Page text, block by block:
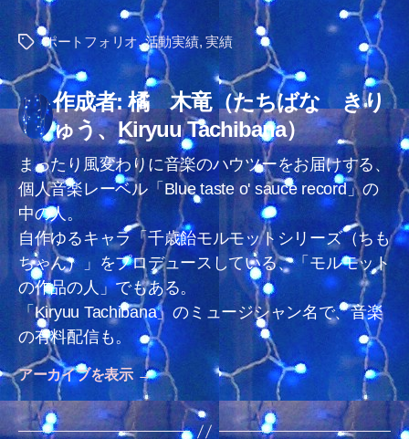
タ
ポートフォリオ,活動実績,実績
作成者: 橘 木竜（たちばな きり
ゅう、Kiryuu Tachibana）
まったり風変わりに音楽のハウツーをお届けする、
個人音楽レーベル「Blue taste o' sauce record」の
中の人。
自作ゆるキャラ「千歳飴モルモットシリーズ（ちも
ちゃん）」をプロデュースしている、「モルモット
の作品の人」でもある。
「Kiryuu Tachibana」のミュージシャン名で、音楽
の有料配信も。
アーカイブを表示 →